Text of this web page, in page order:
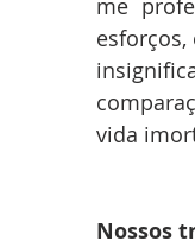
me
esforços,
vida
Nossos